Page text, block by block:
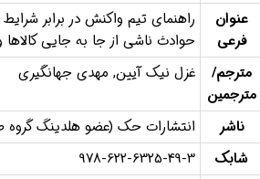
عنوان
فرعی
راهنمای تیم واکنش در برابر
حوادث ناشی از جا به جایی
مترجم/
مترجمین
غزل نیک آیین, مهدی جهانگیری
ناشر
انتشارات حک (عضو هلدینگ گروه
شابک
978-622-6325-49-3